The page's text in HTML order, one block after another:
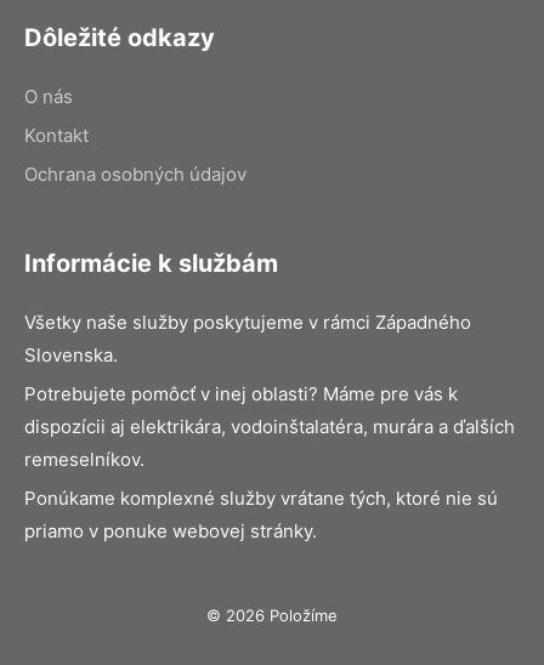
Dôležité odkazy
O nás
Kontakt
Ochrana osobných údajov
Informácie k službám
Všetky naše služby poskytujeme v rámci Západného
Slovenska.
Potrebujete pomôcť v inej oblasti? Máme pre vás k
dispozícii aj elektrikára, vodoinštalatéra, murára a ďalších
remeselníkov.
Ponúkame komplexné služby vrátane tých, ktoré nie sú
priamo v ponuke webovej stránky.
© 2026 Položíme